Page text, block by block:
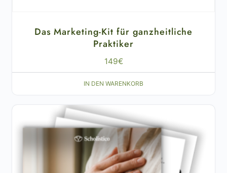
Das Marketing-Kit für ganzheitliche
Praktiker
149€
IN DEN WARENKORB